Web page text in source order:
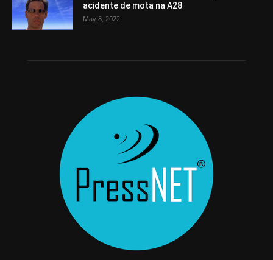
acidente de mota na A28
May 8, 2022